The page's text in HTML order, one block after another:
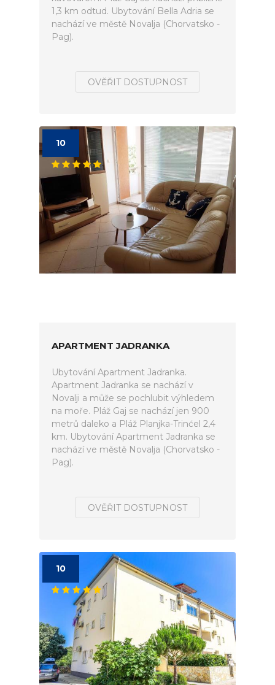
1,3 km odtud. Ubytování Bella Adria se
nachází ve městě Novalja (Chorvatsko -
Pag).
OVĚŘIT DOSTUPNOST
10
APARTMENT JADRANKA
Ubytování Apartment Jadranka.
Apartment Jadranka se nachází v
Novalji a může se pochlubit výhledem
na moře. Pláž Gaj se nachází jen 900
metrů daleko a Pláž Planjka-Trinćel 2,4
km. Ubytování Apartment Jadranka se
nachází ve městě Novalja (Chorvatsko -
Pag).
OVĚŘIT DOSTUPNOST
10